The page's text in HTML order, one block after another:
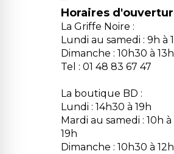
Horaires
La Griffe Noire :
Lundi au samedi : 9h à
Dimanche : 10h30 à 13h
Tel : 01 48 83 67 47
La boutique BD :
Lundi : 14h30 à 19h
Mardi au samedi : 10h à
19h
Dimanche : 10h30 à